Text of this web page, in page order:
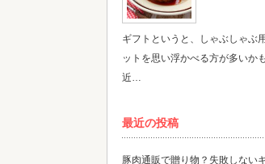
ギフトというと、しゃぶしゃぶ
ットを思い浮かべる方が多いか
近…
最近の投稿
豚肉通販で贈り物？失敗しない